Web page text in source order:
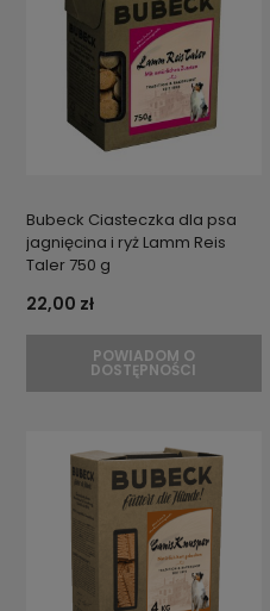
Bubeck Ciasteczka dla psa
jagnięcina i ryż Lamm Reis
Taler 750 g
22,00 zł
POWIADOM O
DOSTĘPNOŚCI